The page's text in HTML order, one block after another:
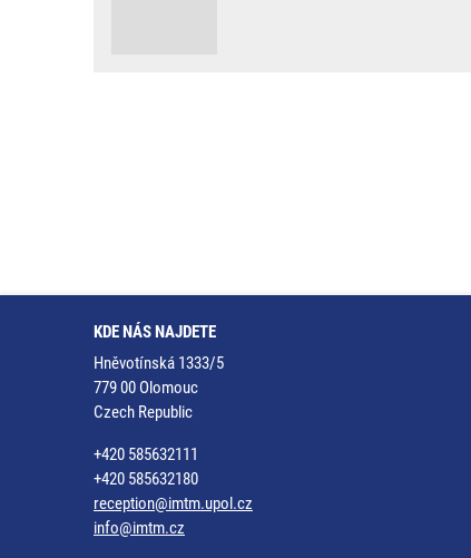
KDE NÁS NAJDETE
Hněvotínská 1333/5
779 00 Olomouc
Czech Republic
+420 585632111
+420 585632180
reception@imtm.upol.cz
info@imtm.cz